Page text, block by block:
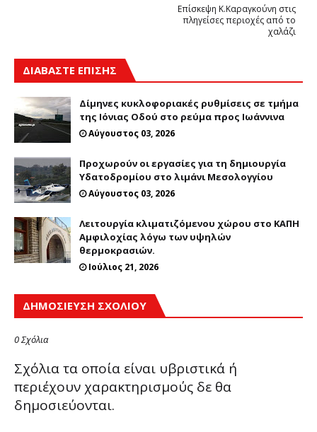
Επίσκεψη Κ.Καραγκούνη στις
πληγείσες περιοχές από το
χαλάζι
ΔΙΑΒΑΣΤΕ ΕΠΙΣΗΣ
Δίμηνες κυκλοφοριακές ρυθμίσεις σε τμήμα
της Ιόνιας Οδού στο ρεύμα προς Ιωάννινα
Αύγουστος 03, 2026
Προχωρούν οι εργασίες για τη δημιουργία
Υδατοδρομίου στο λιμάνι Μεσολογγίου
Αύγουστος 03, 2026
Λειτουργία κλιματιζόμενου χώρου στο ΚΑΠΗ
Αμφιλοχίας λόγω των υψηλών
θερμοκρασιών.
Ιούλιος 21, 2026
ΔΗΜΟΣΊΕΥΣΗ ΣΧΟΛΊΟΥ
0 Σχόλια
Σχόλια τα οποία είναι υβριστικά ή
περιέχουν χαρακτηρισμούς δε θα
δημοσιεύονται.